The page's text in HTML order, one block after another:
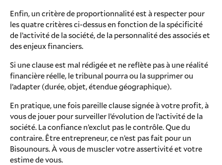
Enfin, un critère de proportionnalité est à respecter pour
les quatre critères ci-dessus en fonction de la spécificité
de l’activité de la société, de la personnalité des associés et
des enjeux financiers.
Si une clause est mal rédigée et ne reflète pas à une réalité
financière réelle, le tribunal pourra ou la supprimer ou
l’adapter (durée, objet, étendue géographique).
En pratique, une fois pareille clause signée à votre profit, à
vous de jouer pour surveiller l’évolution de l’activité de la
société. La confiance n’exclut pas le contrôle. Que du
contraire. Être entrepreneur, ce n’est pas fait pour un
Bisounours. À vous de muscler votre assertivité et votre
estime de vous.